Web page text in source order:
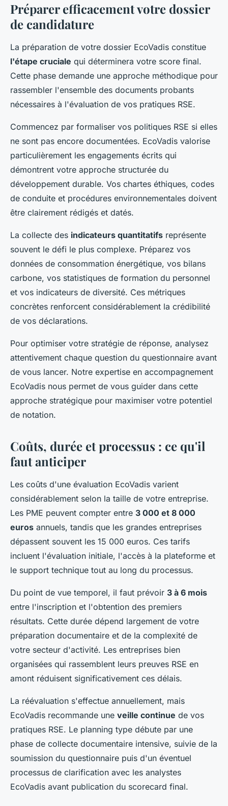
Préparer efficacement votre dossier
de candidature
La préparation de votre dossier EcoVadis constitue
l'étape cruciale qui déterminera votre score final.
Cette phase demande une approche méthodique pour
rassembler l'ensemble des documents probants
nécessaires à l'évaluation de vos pratiques RSE.
Commencez par formaliser vos politiques RSE si elles
ne sont pas encore documentées. EcoVadis valorise
particulièrement les engagements écrits qui
démontrent votre approche structurée du
développement durable. Vos chartes éthiques, codes
de conduite et procédures environnementales doivent
être clairement rédigés et datés.
La collecte des indicateurs quantitatifs représente
souvent le défi le plus complexe. Préparez vos
données de consommation énergétique, vos bilans
carbone, vos statistiques de formation du personnel
et vos indicateurs de diversité. Ces métriques
concrètes renforcent considérablement la crédibilité
de vos déclarations.
Pour optimiser votre stratégie de réponse, analysez
attentivement chaque question du questionnaire avant
de vous lancer. Notre expertise en accompagnement
EcoVadis nous permet de vous guider dans cette
approche stratégique pour maximiser votre potentiel
de notation.
Coûts, durée et processus : ce qu'il
faut anticiper
Les coûts d'une évaluation EcoVadis varient
considérablement selon la taille de votre entreprise.
Les PME peuvent compter entre 3 000 et 8 000
euros annuels, tandis que les grandes entreprises
dépassent souvent les 15 000 euros. Ces tarifs
incluent l'évaluation initiale, l'accès à la plateforme et
le support technique tout au long du processus.
Du point de vue temporel, il faut prévoir 3 à 6 mois
entre l'inscription et l'obtention des premiers
résultats. Cette durée dépend largement de votre
préparation documentaire et de la complexité de
votre secteur d'activité. Les entreprises bien
organisées qui rassemblent leurs preuves RSE en
amont réduisent significativement ces délais.
La réévaluation s'effectue annuellement, mais
EcoVadis recommande une veille continue de vos
pratiques RSE. Le planning type débute par une
phase de collecte documentaire intensive, suivie de la
soumission du questionnaire puis d'un éventuel
processus de clarification avec les analystes
EcoVadis avant publication du scorecard final.